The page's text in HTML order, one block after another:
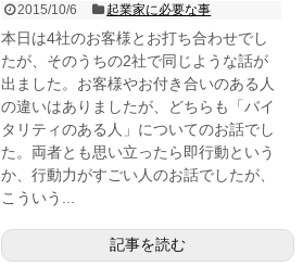
2015/10/6 起業家に必要な事
本日は4社のお客様とお打ち合わせでし
たが、そのうちの2社で同じような話が
出ました。お客様やお付き合いのある人
の違いはありましたが、どちらも「バイ
タリティのある人」についてのお話でし
た。両者とも思い立ったら即行動という
か、行動力がすごい人のお話でしたが、
こういう...
記事を読む